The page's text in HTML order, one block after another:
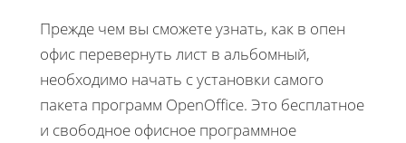
Прежде чем вы сможете узнать, как в опен
офис перевернуть лист в альбомный,
необходимо начать с установки самого
пакета программ OpenOffice. Это бесплатное
и свободное офисное программное